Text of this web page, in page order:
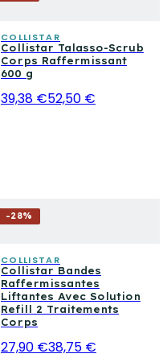
COLLISTAR
Collistar Talasso-Scrub
Corps Raffermissant
600 g
39,38 €52,50 €
-28%
COLLISTAR
Collistar Bandes
Raffermissantes
Liftantes Avec Solution
Refill 2 Traitements
Corps
27,90 €38,75 €